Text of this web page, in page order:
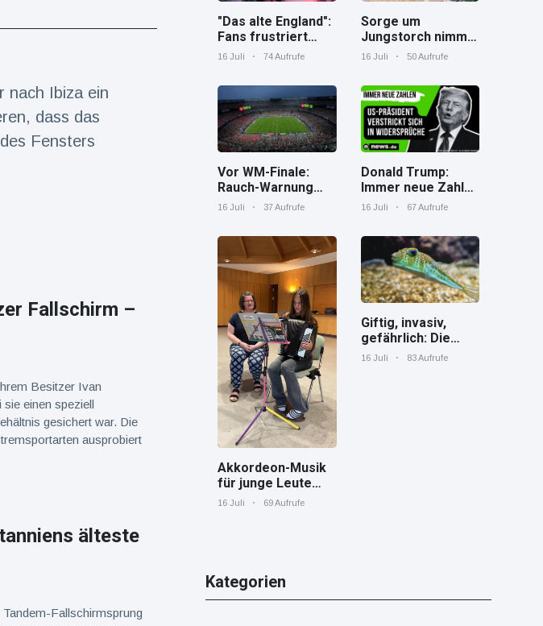
nach Ibiza ein
dass das
Fensters
Fallschirm –
Besitzer Ivan
einen speziell
gesichert war. Die
ausprobiert
älteste
Fallschirmsprung
"Das alte England":
Fans frustriert
nach WM-Aus
16 Juli 74 Aufrufe
Sorge um
Jungstorch nimmt
glückliche
16 Juli 50 Aufrufe
Vor WM-Finale:
Rauch-Warnung
und Hitze in New
16 Juli 37 Aufrufe
Donald Trump:
Immer neue Zahlen
– US-Präsident
Widersprüche
16 Juli 67 Aufrufe
Akkordeon-Musik
für junge Leute
Jana von den
wie "jung" das
Instrument sein
kann.
16 Juli 69 Aufrufe
Giftig, invasiv,
gefährlich: Die
Spaßverderber im
16 Juli 83 Aufrufe
Kategorien